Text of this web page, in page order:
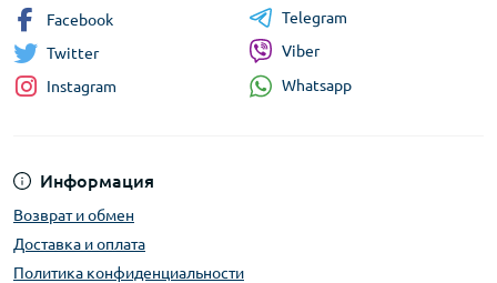
Информация
Возврат и обмен
Доставка и оплата
Политика конфиденциальности
Facebook
Twitter
Instagram
Telegram
Viber
Whatsapp